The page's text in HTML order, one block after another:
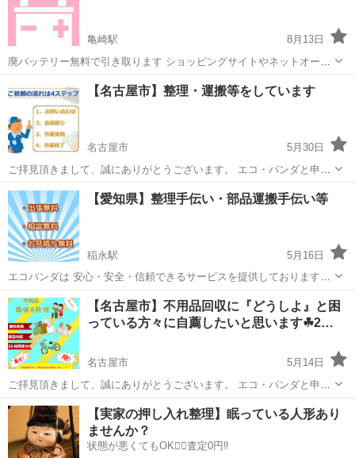
亀崎駅
8月13日
廃バッテリー無料で引き取ります ショッピングサイトやネットオーク
ションなどで、車のバッテリーを買って交換したけど、古いバッテリ
ーはどこで処分したら良いの？ とお困りの方、当方まで持参していた
だければ無料で引き取ります！ ...
亀崎駅 不用品回収 バッテリー
【名古屋市】整理・運搬等をしています
名古屋市
5月30日
ご拝見頂きまして、誠にありがとうございます。 エコ・パンダと申し
ます。 便利屋という物で営業しております。 ★どんなことでもお任せ
ください。★ 営業内容： 整備や運搬等 お客様のご要望に多種多様
に...
愛知 名古屋市 不用品回収 無料
【愛知県】整理手伝い・部品運搬手伝い等
稲永駅
5月16日
エコパンダは 安心・安全・信頼できるサービスを提供しております。
整理・運搬等に困っている方は是非、ご連絡ください。 例えば： 冷蔵
庫を1階から2階へ移動してほしい 物の整理と後の片付けしてほしい
等...
愛知 一宮市 稲永駅 不用品回収 手伝い
【名古屋市】不用品回収に『どうしよ』と困
っている方々に自薦したいと思います☘2…
名古屋市
5月14日
ご拝見頂きまして、誠にありがとうございます。 エコ・パンダと申し
ます。 便利屋という物で営業しております。 ★どんなことでもお任せ
ください。★ 営業内容： 不用品片付け（粗大ゴミ・家具・家電など)
お客様の...
愛知 名古屋市 不用品回収 無料
【実家の押し入れ整理】眠っている人形あり
ませんか？
状態が悪くてもOK🙆‍♀️査定0円‼️